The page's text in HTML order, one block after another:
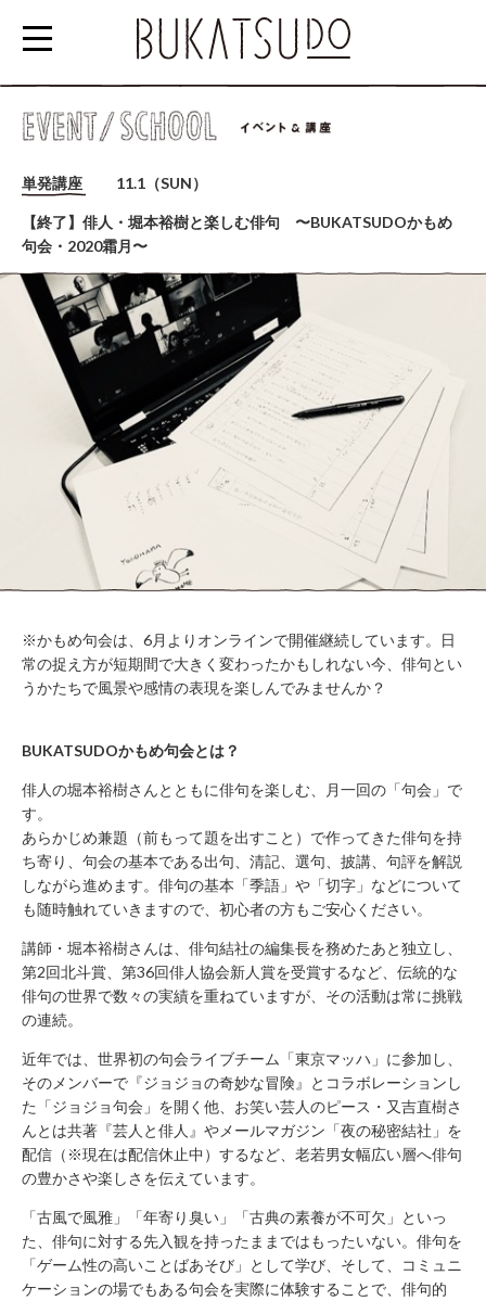
単発講座 11.1（SUN）
【終了】俳人・堀本裕樹と楽しむ俳句 〜BUKATSUDOかもめ
句会・2020霜月〜
※かもめ句会は、6月よりオンラインで開催継続しています。日
常の捉え方が短期間で大きく変わったかもしれない今、俳句とい
うかたちで風景や感情の表現を楽しんでみませんか？
BUKATSUDOかもめ句会とは？
俳人の堀本裕樹さんとともに俳句を楽しむ、月一回の「句会」で
す。
あらかじめ兼題（前もって題を出すこと）で作ってきた俳句を持
ち寄り、句会の基本である出句、清記、選句、披講、句評を解説
しながら進めます。俳句の基本「季語」や「切字」などについて
も随時触れていきますので、初心者の方もご安心ください。
講師・堀本裕樹さんは、俳句結社の編集長を務めたあと独立し、
第2回北斗賞、第36回俳人協会新人賞を受賞するなど、伝統的な
俳句の世界で数々の実績を重ねていますが、その活動は常に挑戦
の連続。
近年では、世界初の句会ライブチーム「東京マッハ」に参加し、
そのメンバーで『ジョジョの奇妙な冒険』とコラボレーションし
た「ジョジョ句会」を開く他、お笑い芸人のピース・又吉直樹さ
んとは共著『芸人と俳人』やメールマガジン「夜の秘密結社」を
配信（※現在は配信休止中）するなど、老若男女幅広い層へ俳句
の豊かさや楽しさを伝えています。
「古風で風雅」「年寄り臭い」「古典の素養が不可欠」といっ
た、俳句に対する先入観を持ったままではもったいない。俳句を
「ゲーム性の高いことばあそび」として学び、そして、コミュニ
ケーションの場でもある句会を実際に体験することで、俳句的
参
す
る
利
RENTAL
SPACE
FLOW（ご
利用の流
れ）
KITCHEN
HALL
BOOTH
ROOM
WORK
LOUNGE
BUSHITSU
る
REPORT
BUKATSUDO?
施
設
営
業
時
（年
末
年
始
休
業）
月
～
土 9：
00
～
22：
00
日・
祝 9：
00
～